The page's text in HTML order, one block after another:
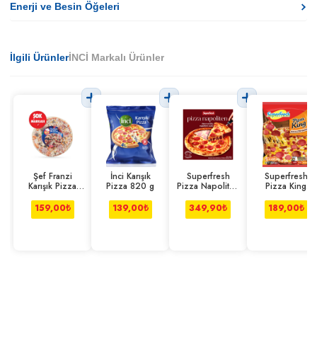
Enerji ve Besin Öğeleri
İlgili ÜrünlerİNCİ Markalı Ürünler
Şef Franzi
Karışık Pizza
159,00₺
İnci Karışık
Pizza 820 g
139,00₺
Superfresh
Pizza Napoliten
445 g
349,90₺
Superfresh
Pizza King
g
189,00₺